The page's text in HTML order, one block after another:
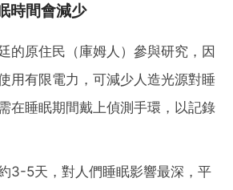
時間會減少
的原住民（庫姆人）參與研究，因
用有限電力，可減少人造光源對睡
在睡眠期間戴上偵測手環，以記錄
3-5天，對人們睡眠影響最深，平